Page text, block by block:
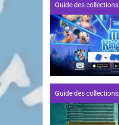
Guide des collections
Guide des collections